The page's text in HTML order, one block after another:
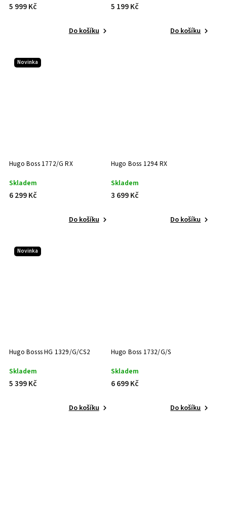
5 999 Kč
Do košíku
5 199 Kč
Do košíku
Novinka
Hugo Boss 1772/G RX
Skladem
6 299 Kč
Do košíku
Hugo Boss 1294 RX
Skladem
3 699 Kč
Do košíku
Novinka
Hugo Bosss HG 1329/G/CS2
Skladem
5 399 Kč
Do košíku
Hugo Boss 1732/G/S
Skladem
6 699 Kč
Do košíku